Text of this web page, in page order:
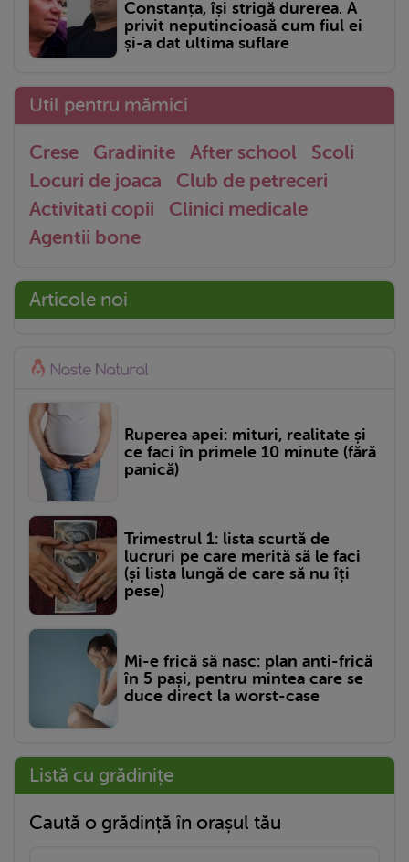
Constanța, își strigă durerea. A
privit neputincioasă cum fiul ei
și-a dat ultima suflare
Util pentru mămici
Crese Gradinite After school
Scoli
Locuri de joaca
Club de petreceri
Activitati copii
Clinici medicale
Agentii bone
Articole noi
Ruperea apei: mituri, realitate și
ce faci în primele 10 minute (fără
panică)
Trimestrul 1: lista scurtă de
lucruri pe care merită să le faci
(și lista lungă de care să nu îți
pese)
Mi-e frică să nasc: plan anti-frică
în 5 pași, pentru mintea care se
duce direct la worst-case
Listă cu grădinițe
Caută o grădință în orașul tău